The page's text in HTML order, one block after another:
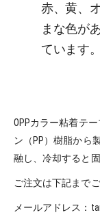
赤、黄、
まな色が
ています。
OPPカラー粘着テ
ン（PP）樹脂から
融し、冷却すると
ご注文は下記まで
メールアドレス：